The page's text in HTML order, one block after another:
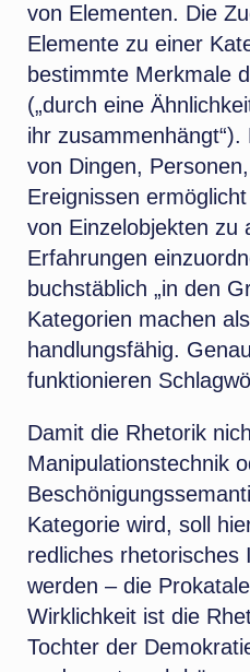
von Elementen. Die
Elemente zu einer
bestimmte Merkmale
(„durch eine
ihr
von Dingen,
Ereignissen
von Einzelobjekten zu
Erfahrungen
buchstäblich „in den
Kategorien machen
handlungsfähig.
funktionieren
Damit die Rhetorik
Manipulationstechnik
Kategorie wird, soll
redliches
werden – die
Wirklichkeit ist die
Tochter der